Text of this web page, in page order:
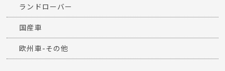
ランドローバー
国産車
欧州車-その他